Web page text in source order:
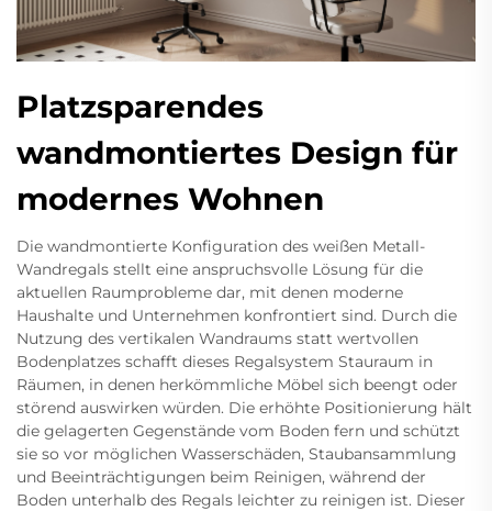
Platzsparendes
wandmontiertes Design für
modernes Wohnen
Die wandmontierte Konfiguration des weißen Metall-
Wandregals stellt eine anspruchsvolle Lösung für die
aktuellen Raumprobleme dar, mit denen moderne
Haushalte und Unternehmen konfrontiert sind. Durch die
Nutzung des vertikalen Wandraums statt wertvollen
Bodenplatzes schafft dieses Regalsystem Stauraum in
Räumen, in denen herkömmliche Möbel sich beengt oder
störend auswirken würden. Die erhöhte Positionierung hält
die gelagerten Gegenstände vom Boden fern und schützt
sie so vor möglichen Wasserschäden, Staubansammlung
und Beeinträchtigungen beim Reinigen, während der
Boden unterhalb des Regals leichter zu reinigen ist. Dieser